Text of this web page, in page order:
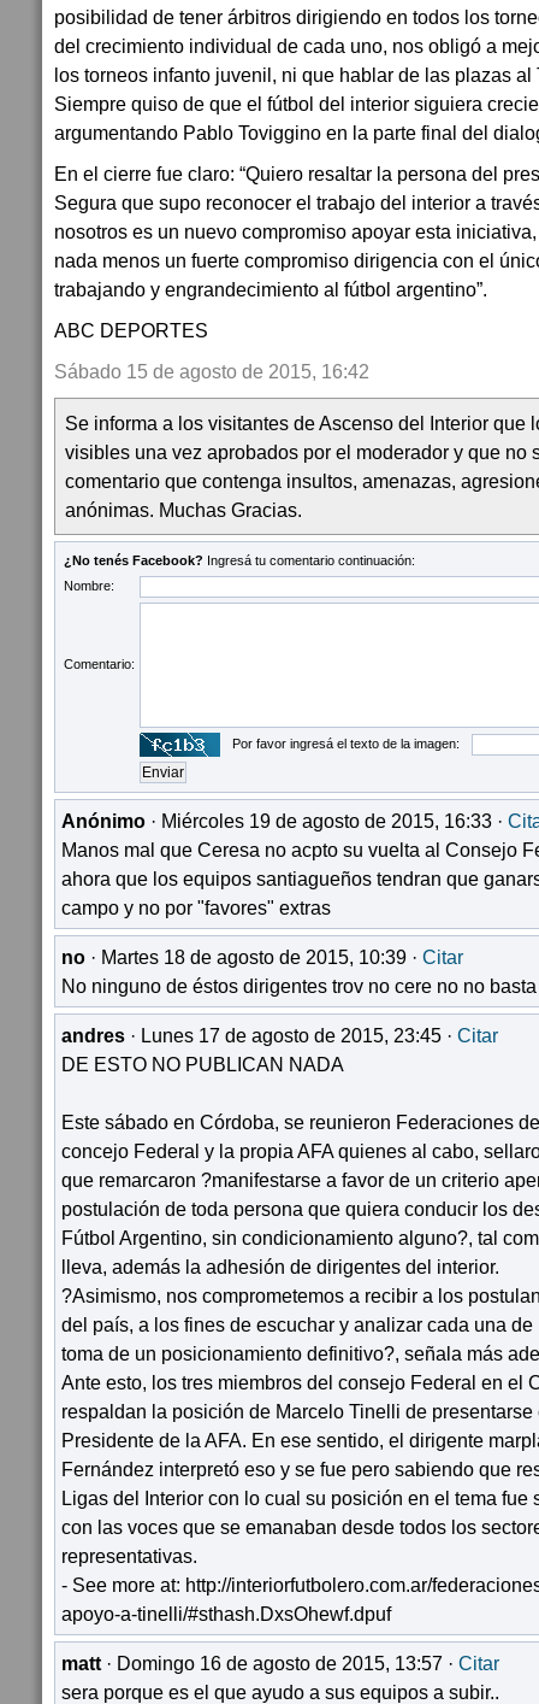
posibilidad de tener árbitros dirigiendo en todos los
del crecimiento individual de cada uno, nos obligó a
los torneos infanto juvenil, ni que hablar de las plazas al
Siempre quiso de que el fútbol del interior siguiera
argumentando Pablo Toviggino en la parte final del
En el cierre fue claro: “Quiero resaltar la persona del
Segura que supo reconocer el trabajo del interior a
nosotros es un nuevo compromiso apoyar esta
nada menos un fuerte compromiso dirigencia con el
trabajando y engrandecimiento al fútbol argentino”.
ABC DEPORTES
Sábado 15 de agosto de 2015, 16:42
Se informa a los visitantes de Ascenso del Interior que
visibles una vez aprobados por el moderador y que no
comentario que contenga insultos, amenazas,
anónimas. Muchas Gracias.
¿No tenés Facebook? Ingresá tu comentario continuación:
Nombre:
Comentario:
Por favor ingresá el texto de la imagen:
Anónimo · Miércoles 19 de agosto de 2015, 16:33 ·
Manos mal que Ceresa no acpto su vuelta al Consejo
ahora que los equipos santiagueños tendran que
campo y no por "favores" extras
no · Martes 18 de agosto de 2015, 10:39 · Citar
No ninguno de éstos dirigentes trov no cere no no
andres · Lunes 17 de agosto de 2015, 23:45 · Citar
DE ESTO NO PUBLICAN NADA
Este sábado en Córdoba, se reunieron Federaciones
concejo Federal y la propia AFA quienes al cabo,
que remarcaron ?manifestarse a favor de un criterio
postulación de toda persona que quiera conducir los
Fútbol Argentino, sin condicionamiento alguno?, tal
lleva, además la adhesión de dirigentes del interior.
?Asimismo, nos comprometemos a recibir a los
del país, a los fines de escuchar y analizar cada una
toma de un posicionamiento definitivo?, señala más
Ante esto, los tres miembros del consejo Federal en el
respaldan la posición de Marcelo Tinelli de
Presidente de la AFA. En ese sentido, el dirigente
Fernández interpretó eso y se fue pero sabiendo que
Ligas del Interior con lo cual su posición en el tema fue
con las voces que se emanaban desde todos los
representativas.
- See more at: http://interiorfutbolero.com.ar/
apoyo-a-tinelli/#sthash.DxsOhewf.dpuf
matt · Domingo 16 de agosto de 2015, 13:57 · Citar
sera porque es el que ayudo a sus equipos a subir..